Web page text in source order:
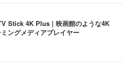
Stick 4K Plus | 映画館のような4K
ングメディアプレイヤー